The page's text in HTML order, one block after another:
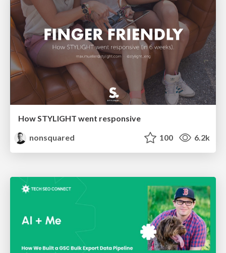
How STYLIGHT went responsive
nonsquared
100 6.2k